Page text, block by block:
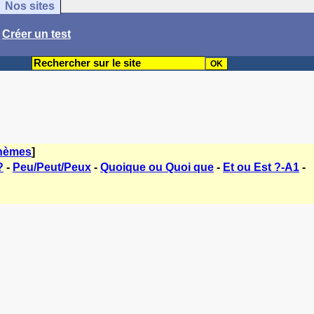
Nos sites
Créer un test
]
- Peu/Peut/Peux - Quoique ou Quoi que - Et ou Est ?-A1 -